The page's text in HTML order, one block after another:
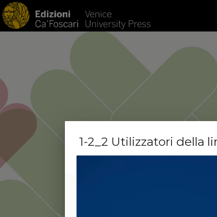
1-2_2 Utilizzatori della